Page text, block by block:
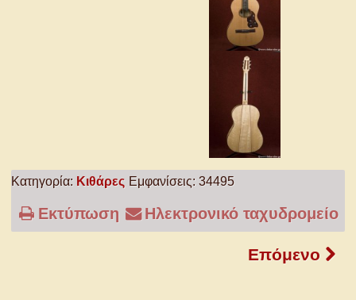
Κατηγορία: Κιθάρες Εμφανίσεις: 34495
Εκτύπωση Ηλεκτρονικό ταχυδρομείο
Επόμενο